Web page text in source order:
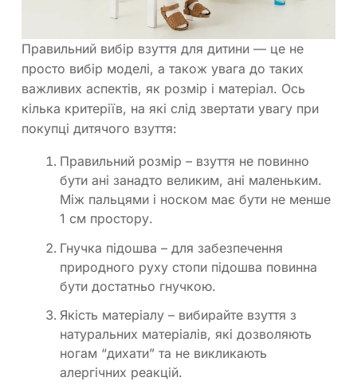
Правильний вибір взуття для дитини — це не
просто вибір моделі, а також увага до таких
важливих аспектів, як розмір і матеріал. Ось
кілька критеріїв, на які слід звертати увагу при
покупці дитячого взуття:
Правильний розмір – взуття не повинно
бути ані занадто великим, ані маленьким.
Між пальцями і носком має бути не менше
1 см простору.
Гнучка підошва – для забезпечення
природного руху стопи підошва повинна
бути достатньо гнучкою.
Якість матеріалу – вибирайте взуття з
натуральних матеріалів, які дозволяють
ногам “дихати” та не викликають
алергічних реакцій.